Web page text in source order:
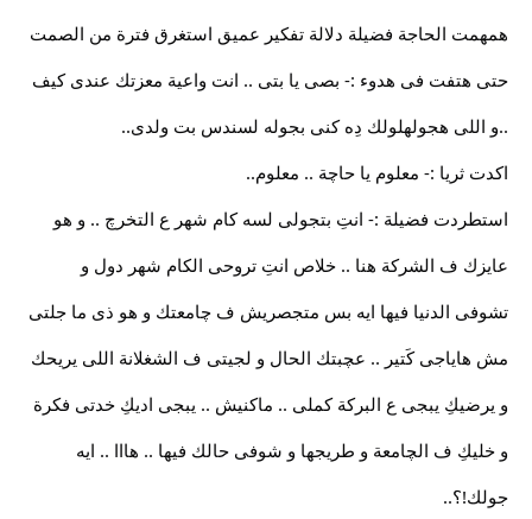
همهمت الحاجة فضيلة دلالة تفكير عميق استغرق فترة من الصمت
حتى هتفت فى هدوء :- بصى يا بتى .. انت واعية معزتك عندى كيف
..و اللى هجولهلولك دِه كنى بجوله لسندس بت ولدى..
اكدت ثريا :- معلوم يا حاچة .. معلوم..
استطردت فضيلة :- انتِ بتجولى لسه كام شهر ع التخرچ .. و هو
عايزك ف الشركة هنا .. خلاص انتِ تروحى الكام شهر دول و
تشوفى الدنيا فيها ايه بس متجصريش ف چامعتك و هو ذى ما جلتى
مش هاياجى كَتير .. عچبتك الحال و لجيتى ف الشغلانة اللى يريحك
و يرضيكِ يبجى ع البركة كملى .. ماكنيش .. يبجى اديكِ خدتى فكرة
و خليكِ ف الچامعة و طريجها و شوفى حالك فيها .. هااا .. ايه
جولك!؟..